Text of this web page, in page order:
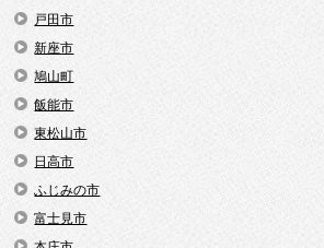
戸田市
新座市
鳩山町
飯能市
東松山市
日高市
ふじみの市
富士見市